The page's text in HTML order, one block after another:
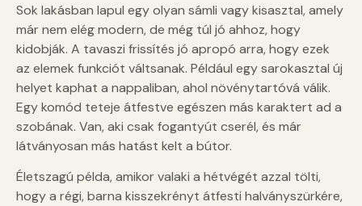
Sok lakásban lapul egy olyan sámli vagy kisasztal, amely
már nem elég modern, de még túl jó ahhoz, hogy
kidobják. A tavaszi frissítés jó apropó arra, hogy ezek
az elemek funkciót váltsanak. Például egy sarokasztal új
helyet kaphat a nappaliban, ahol növénytartóvá válik.
Egy komód teteje átfestve egészen más karaktert ad a
szobának. Van, aki csak fogantyút cserél, és már
látványosan más hatást kelt a bútor.
Életszagú példa, amikor valaki a hétvégét azzal tölti,
hogy a régi, barna kisszekrényt átfesti halványszürkére,